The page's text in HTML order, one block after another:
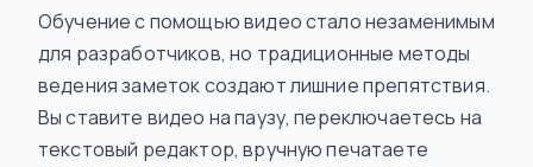
Обучение с помощью видео стало незаменимым
для разработчиков, но традиционные методы
ведения заметок создают лишние препятствия.
Вы ставите видео на паузу, переключаетесь на
текстовый редактор, вручную печатаете